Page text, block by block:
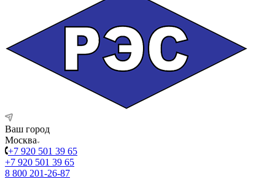
Ваш город
Москва
+7 920 501 39 65
+7 920 501 39 65
8 800 201-26-87